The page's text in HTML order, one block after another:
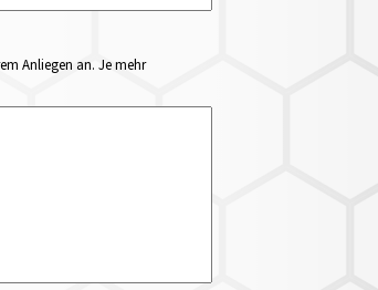
Anliegen an. Je mehr